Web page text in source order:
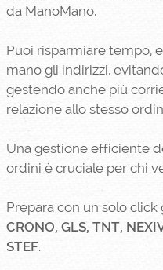
da ManoMano.
Puoi risparmiare tempo,
mano gli indirizzi,
gestendo anche più
relazione allo stesso
Una gestione efficiente
ordini è cruciale per chi
Prepara con un solo
CRONO, GLS, TNT,
STEF.